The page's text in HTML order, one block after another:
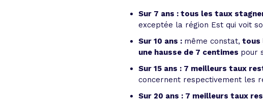
Sur 7 ans : tous les taux
exceptée la région Est qui voit
Sur 10 ans : même constat, tous
une hausse de 7 centimes pour
Sur 15 ans : 7 meilleurs taux
concernent respectivement les
Sur 20 ans : 7 meilleurs taux